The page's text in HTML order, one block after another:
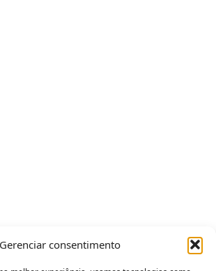
Gerenciar consentimento